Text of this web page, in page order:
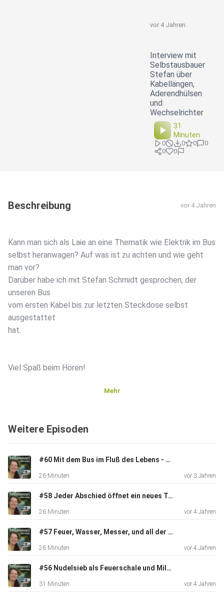
vor 4 Jahren
Interview mit
Selbstausbauer
Stefan über
Kabellängen,
Aderendhülsen
und
Wechselrichter
31
Minuten
0 0 0
0
0
0
Beschreibung vor 4 Jahren
Kann man sich als Laie an eine Thematik wie Elektrik im Bus
selbst heranwagen? Auf was ist zu achten und wie geht
man vor?
Darüber habe ich mit Stefan Schmidt gesprochen, der
unseren Bus
vom ersten Kabel bis zur letzten Steckdose selbst
ausgestattet
hat.
Viel Spaß beim Hören!
Podcast!
Den Multistripper gibts hier und die Duo-Crimp hier.
Mehr
Weitere Episoden
#60 Mit dem Bus im Fluß des Lebens - Entscheidungen vor und während der Reise aus dem Bauch heraus treffen
26 Minuten vor 3 Jahren
#58 Jeder Abschied öffnet ein neues Tor - Wie wir mit den ständigen Orts- und Personenwechseln zurecht kommen
26 Minuten vor 4 Jahren
#57 Feuer, Wasser, Messer, und all der andere "gefährliche" Kram - Wie wir unsere Kinder gut begleiten und an Gefahrensituationen heranführen können (ohne selbst in Panik zu geraten :))
26 Minuten vor 4 Jahren
#56 Nudelsieb als Feuerschale und Milchkartons als Sandspielzeug - Die kreativsten Zweckentfremdungen und DIY-Projekte unserer Reisen
31 Minuten vor 4 Jahren